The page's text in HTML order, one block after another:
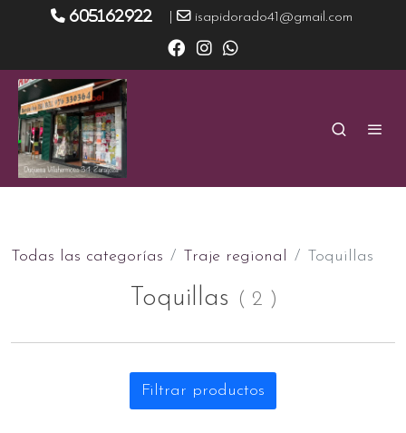
605162922 isapidorado41@gmail.com
Todas las categorías Traje regional Toquillas
Toquillas ( 2 )
Filtrar productos